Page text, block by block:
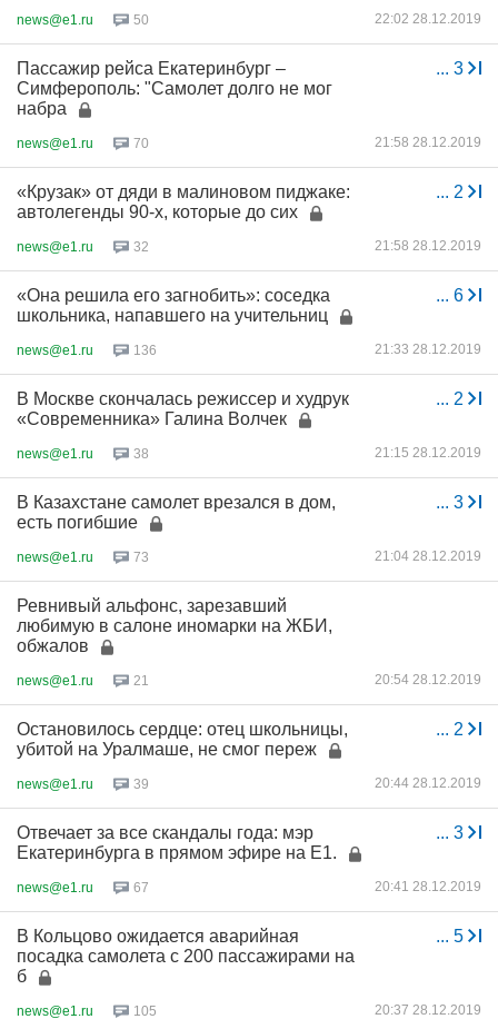
news@e1.ru 50 22:02 28.12.2019
... 3
Пассажир рейса Екатеринбург –
Симферополь: "Самолет долго не мог
набра
news@e1.ru 70 21:58 28.12.2019
... 2
«Крузак» от дяди в малиновом пиджаке:
автолегенды 90-х, которые до сих
news@e1.ru 32 21:58 28.12.2019
... 6
«Она решила его загнобить»: соседка
школьника, напавшего на учительниц
news@e1.ru 136 21:33 28.12.2019
... 2
В Москве скончалась режиссер и худрук
«Современника» Галина Волчек
news@e1.ru 38 21:15 28.12.2019
... 3
В Казахстане самолет врезался в дом,
есть погибшие
news@e1.ru 73 21:04 28.12.2019
Ревнивый альфонс, зарезавший
любимую в салоне иномарки на ЖБИ,
обжалов
news@e1.ru 21 20:54 28.12.2019
... 2
Остановилось сердце: отец школьницы,
убитой на Уралмаше, не смог переж
news@e1.ru 39 20:44 28.12.2019
... 3
Отвечает за все скандалы года: мэр
Екатеринбурга в прямом эфире на Е1.
news@e1.ru 67 20:41 28.12.2019
... 5
В Кольцово ожидается аварийная
посадка самолета с 200 пассажирами на
б
news@e1.ru 105 20:37 28.12.2019